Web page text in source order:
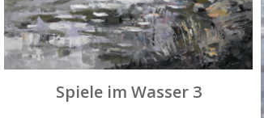
Spiele im Wasser 3